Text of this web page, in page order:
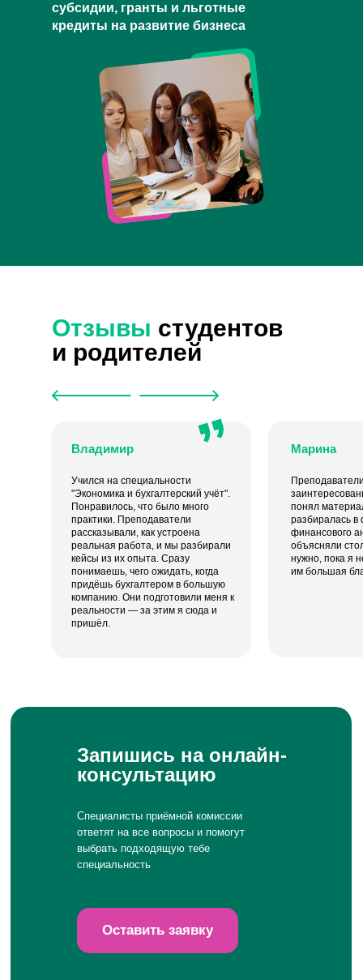
субсидии, гранты и льготные
кредиты на развитие бизнеса
Отзывы студентов
и родителей
Владимир
Учился на специальности
"Экономика и бухгалтерский учёт".
Понравилось, что было много
практики. Преподаватели
рассказывали, как устроена
реальная работа, и мы разбирали
кейсы из их опыта. Сразу
понимаешь, чего ожидать, когда
придёшь бухгалтером в большую
компанию. Они подготовили меня к
реальности — за этим я сюда и
пришёл.
Марина
понял
разбиралась
финансового
объясняли
нужно, пока я
им большая
Запишись на онлайн-
консультацию
Оставить заявку
Специалисты приёмной комиссии
ответят на все вопросы и помогут
выбрать подходящую тебе
специальность